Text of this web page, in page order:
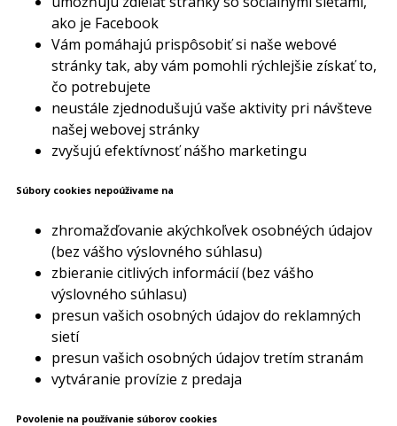
ako je Facebook
Vám pomáhajú prispôsobiť si naše webové
stránky tak, aby vám pomohli rýchlejšie získať to,
čo potrebujete
neustále zjednodušujú vaše aktivity pri návšteve
našej webovej stránky
zvyšujú efektívnosť nášho marketingu
Súbory cookies nepoúživame na
zhromažďovanie akýchkoľvek osobnéých údajov
(bez vášho výslovného súhlasu)
zbieranie citlivých informácií (bez vášho
výslovného súhlasu)
presun vašich osobných údajov do reklamných
sietí
presun vašich osobných údajov tretím stranám
vytváranie provízie z predaja
Povolenie na používanie súborov cookies